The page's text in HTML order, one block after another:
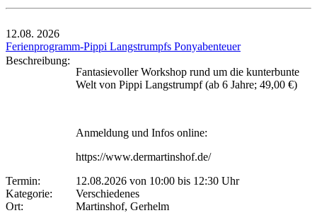
12.08. 2026
Ferienprogramm-Pippi Langstrumpfs Ponyabenteuer
Beschreibung:
Fantasievoller Workshop rund um die kunterbunte
Welt von Pippi Langstrumpf (ab 6 Jahre; 49,00 €)
Anmeldung und Infos online:
https://www.dermartinshof.de/
Termin:
12.08.2026 von 10:00 bis 12:30 Uhr
Kategorie:
Verschiedenes
Ort:
Martinshof, Gerhelm